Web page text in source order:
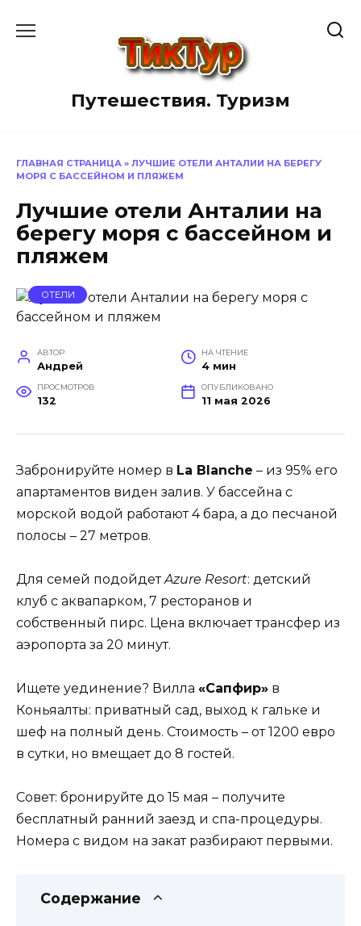
Путешествия. Туризм
ГЛАВНАЯ СТРАНИЦА » ЛУЧШИЕ ОТЕЛИ АНТАЛИИ НА БЕРЕГУ
МОРЯ С БАССЕЙНОМ И ПЛЯЖЕМ
Лучшие отели Анталии на
берегу моря с бассейном и
пляжем
ОТЕЛИ
АВТОР
Андрей
НА ЧТЕНИЕ
4 мин
ПРОСМОТРОВ
132
ОПУБЛИКОВАНО
11 мая 2026
Забронируйте номер в La Blanche – из 95% его
апартаментов виден залив. У бассейна с
морской водой работают 4 бара, а до песчаной
полосы – 27 метров.
Для семей подойдетAzure Resort: детский
клуб с аквапарком, 7 ресторанов и
собственный пирс. Цена включает трансфер из
аэропорта за 20 минут.
Ищете уединение? Вилла «Сапфир» в
Коньяалты: приватный сад, выход к гальке и
шеф на полный день. Стоимость – от 1200 евро
в сутки, но вмещает до 8 гостей.
Совет: бронируйте до 15 мая – получите
бесплатный ранний заезд и спа-процедуры.
Номера с видом на закат разбирают первыми.
Содержание